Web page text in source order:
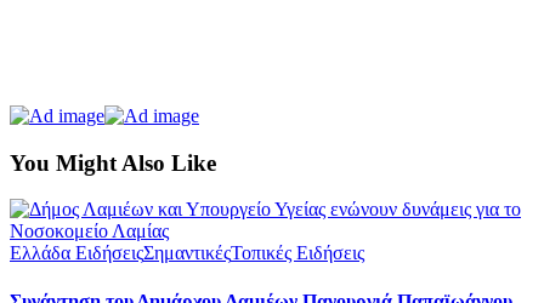
You Might Also Like
Ελλάδα ΕιδήσειςΣημαντικέςΤοπικές Ειδήσεις